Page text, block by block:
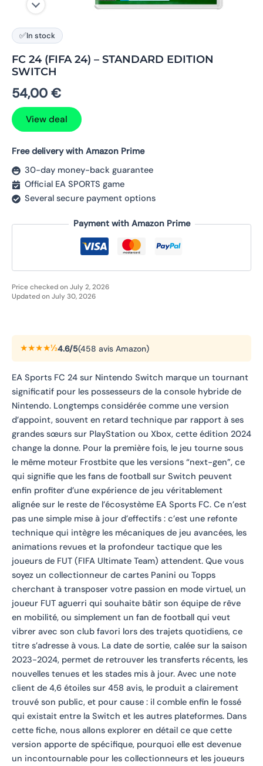
✅In stock
FC 24 (FIFA 24) – STANDARD EDITION
SWITCH
54,00 €
View deal
Free delivery with Amazon Prime
30-day money-back guarantee
Official EA SPORTS game
Several secure payment options
Payment with Amazon Prime
Price checked on July 2, 2026
Updated on July 30, 2026
★★★★½4.6/5(458 avis Amazon)
EA Sports FC 24 sur Nintendo Switch marque un tournant
significatif pour les possesseurs de la console hybride de
Nintendo. Longtemps considérée comme une version
d’appoint, souvent en retard technique par rapport à ses
grandes sœurs sur PlayStation ou Xbox, cette édition 2024
change la donne. Pour la première fois, le jeu tourne sous
le même moteur Frostbite que les versions “next-gen”, ce
qui signifie que les fans de football sur Switch peuvent
enfin profiter d’une expérience de jeu véritablement
alignée sur le reste de l’écosystème EA Sports FC. Ce n’est
pas une simple mise à jour d’effectifs : c’est une refonte
technique qui intègre les mécaniques de jeu avancées, les
animations revues et la profondeur tactique que les
joueurs de FUT (FIFA Ultimate Team) attendent. Que vous
soyez un collectionneur de cartes Panini ou Topps
cherchant à transposer votre passion en mode virtuel, un
joueur FUT aguerri qui souhaite bâtir son équipe de rêve
en mobilité, ou simplement un fan de football qui veut
vibrer avec son club favori lors des trajets quotidiens, ce
titre s’adresse à vous. La date de sortie, calée sur la saison
2023-2024, permet de retrouver les transferts récents, les
nouvelles tenues et les stades mis à jour. Avec une note
client de 4,6 étoiles sur 458 avis, le produit a clairement
trouvé son public, et pour cause : il comble enfin le fossé
qui existait entre la Switch et les autres plateformes. Dans
cette fiche, nous allons explorer en détail ce que cette
version apporte de spécifique, pourquoi elle est devenue
un incontournable pour les collectionneurs et les joueurs